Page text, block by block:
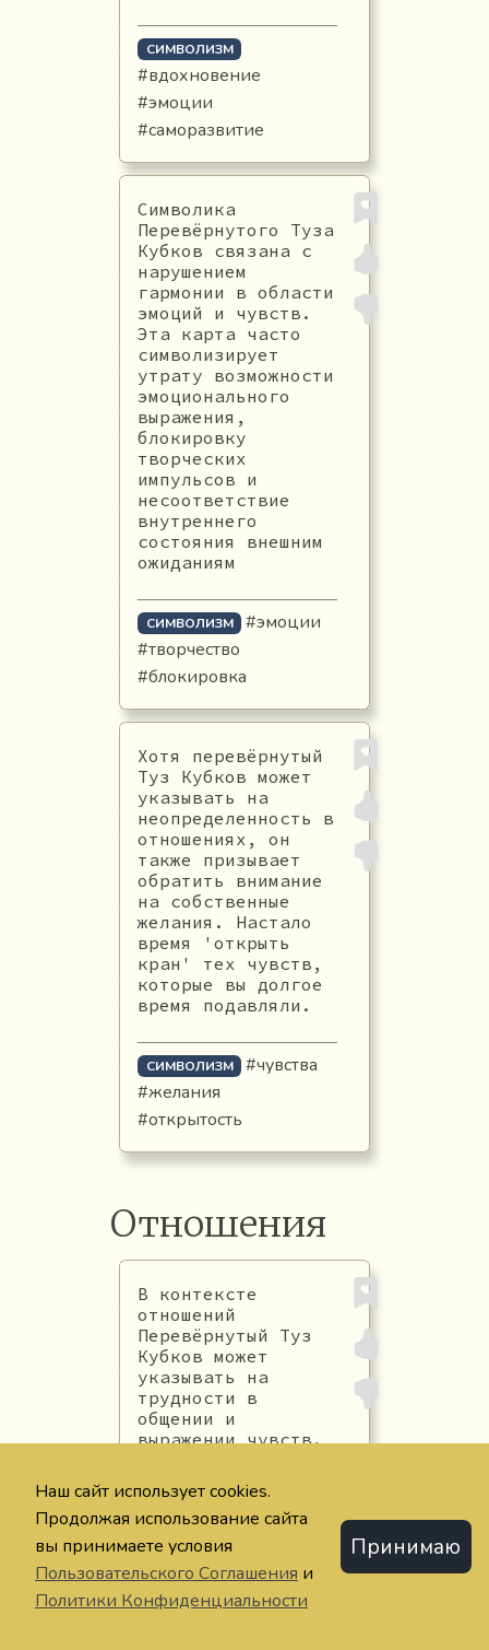
СИМВОЛИЗМ
#вдохновение
#эмоции
#саморазвитие
Символика
Перевёрнутого Туза
Кубков связана с
нарушением
гармонии в области
эмоций и чувств.
Эта карта часто
символизирует
утрату возможности
эмоционального
выражения,
блокировку
творческих
импульсов и
несоответствие
внутреннего
состояния внешним
ожиданиям
СИМВОЛИЗМ
#эмоции
#творчество
#блокировка
Хотя перевёрнутый
Туз Кубков может
указывать на
неопределенность в
отношениях, он
также призывает
обратить внимание
на собственные
желания. Настало
время 'открыть
кран' тех чувств,
которые вы долгое
время подавляли.
СИМВОЛИЗМ
#чувства
#желания
#открытость
Отношения
В контексте
отношений
Перевёрнутый Туз
Кубков может
указывать на
трудности в
общении и
выражении чувств.
отношениях
присутствует
недостаток доверия
или вы испытываете
страх отвержения
Наш сайт использует cookies.
Продолжая использование сайта
вы принимаете условия
Пользовательского Соглашения и
Политики Конфиденциальности
Принимаю